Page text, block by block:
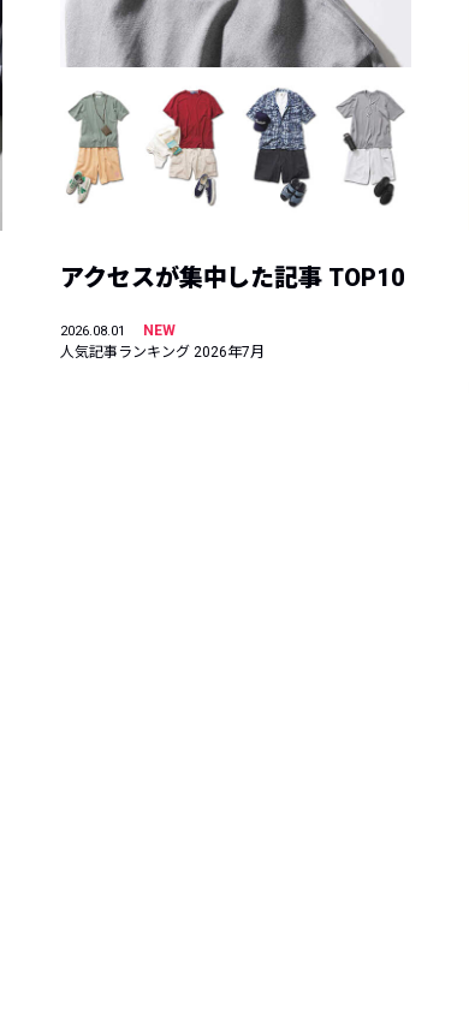
アクセスが集中した記事 TOP10
2026.08.01
NEW
人気記事ランキング 2026年7月